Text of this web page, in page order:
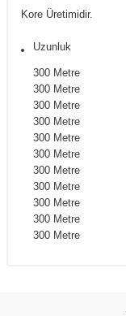
Kore Üretimidir.
Uzunluk
300 Metre
300 Metre
300 Metre
300 Metre
300 Metre
300 Metre
300 Metre
300 Metre
300 Metre
300 Metre
300 Metre